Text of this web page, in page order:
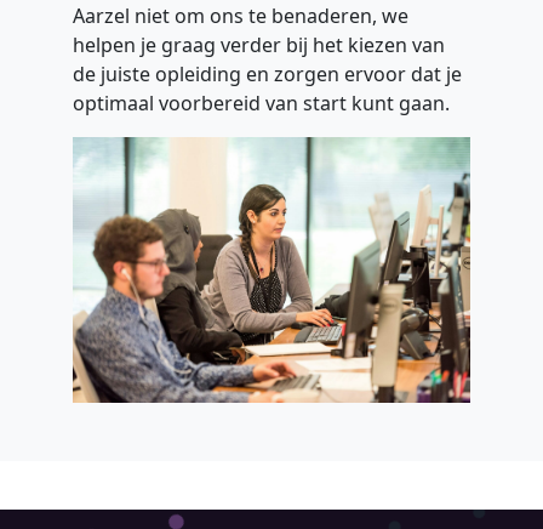
Aarzel niet om ons te benaderen, we
helpen je graag verder bij het kiezen van
de juiste opleiding en zorgen ervoor dat je
optimaal voorbereid van start kunt gaan.